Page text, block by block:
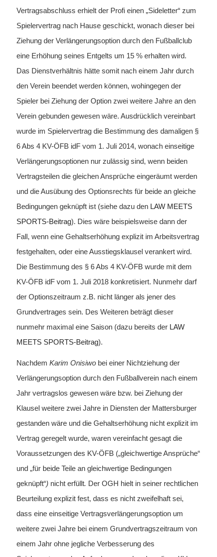
Vertragsabschluss erhielt der Profi einen „Sideletter“ zum
Spielervertrag nach Hause geschickt, wonach dieser bei
Ziehung der Verlängerungsoption durch den Fußballclub
eine Erhöhung seines Entgelts um 15 % erhalten wird.
Das Dienstverhältnis hätte somit nach einem Jahr durch
den Verein beendet werden können, wohingegen der
Spieler bei Ziehung der Option zwei weitere Jahre an den
Verein gebunden gewesen wäre. Ausdrücklich vereinbart
wurde im Spielervertrag die Bestimmung des damaligen §
6 Abs 4 KV-ÖFB idF vom 1. Juli 2014, wonach einseitige
Verlängerungsoptionen nur zulässig sind, wenn beiden
Vertragsteilen die gleichen Ansprüche eingeräumt werden
und die Ausübung des Optionsrechts für beide an gleiche
Bedingungen geknüpft ist (siehe dazu den LAW MEETS
SPORTS-Beitrag). Dies wäre beispielsweise dann der
Fall, wenn eine Gehaltserhöhung explizit im Arbeitsvertrag
festgehalten, oder eine Ausstiegsklausel verankert wird.
Die Bestimmung des § 6 Abs 4 KV-ÖFB wurde mit dem
KV-ÖFB idF vom 1. Juli 2018 konkretisiert. Nunmehr darf
der Optionszeitraum z.B. nicht länger als jener des
Grundvertrages sein. Des Weiteren beträgt dieser
nunmehr maximal eine Saison (dazu bereits der LAW
MEETS SPORTS-Beitrag).
Nachdem Karim Onisiwobei einer Nichtziehung der
Verlängerungsoption durch den Fußballverein nach einem
Jahr vertragslos gewesen wäre bzw. bei Ziehung der
Klausel weitere zwei Jahre in Diensten der Mattersburger
gestanden wäre und die Gehaltserhöhung nicht explizit im
Vertrag geregelt wurde, waren vereinfacht gesagt die
Voraussetzungen des KV-ÖFB („gleichwertige Ansprüche“
und „für beide Teile an gleichwertige Bedingungen
geknüpft“) nicht erfüllt. Der OGH hielt in seiner rechtlichen
Beurteilung explizit fest, dass es nicht zweifelhaft sei,
dass eine einseitige Vertragsverlängerungsoption um
weitere zwei Jahre bei einem Grundvertragszeitraum von
einem Jahr ohne jegliche Verbesserung des